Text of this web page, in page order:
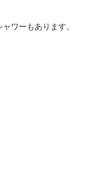
ワーもあります。